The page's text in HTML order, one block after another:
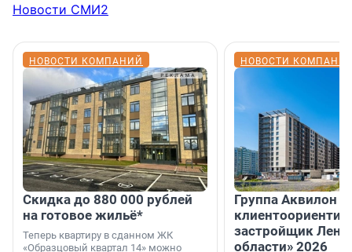
Новости СМИ2
НОВОСТИ КОМПАНИЙ
Скидка до 880 000 рублей
на готовое жильё*
Теперь квартиру в сданном ЖК
«Образцовый квартал 14» можно
НОВОСТИ
Группа Аквилон
застройщик
области» 2026